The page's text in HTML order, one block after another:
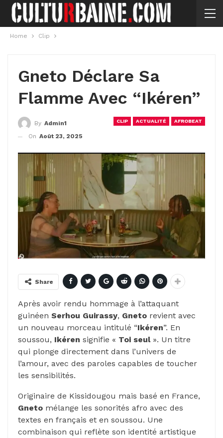
Home Clip
Gneto Déclare Sa
Flamme Avec “Ikéren”
CLIP ACTUALITÉ AFROBEAT
By Admin1
On Août 23, 2025
Share
Après avoir rendu hommage à l’attaquant
guinéen Serhou Guirassy, Gneto revient avec
un nouveau morceau intitulé “Ikéren”. En
soussou, Ikéren signifie « Toi seul». Un titre
qui plonge directement dans l’univers de
l’amour, avec des paroles capables de toucher
les sensibilités.
Originaire de Kissidougou mais basé en France,
Gneto mélange les sonorités afro avec des
textes en français et en soussou. Une
combinaison qui reflète son identité artistique